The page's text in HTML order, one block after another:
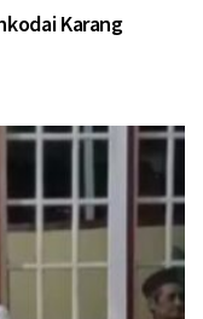
Karang